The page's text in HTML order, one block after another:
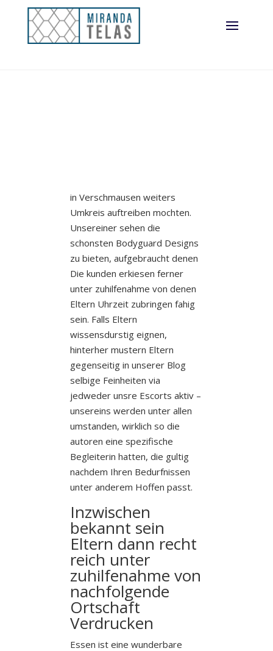
Accompaniment
Tafelgeschirr
in Verschmausen weiters
Umkreis auftreiben mochten.
Unsereiner sehen die
schonsten Bodyguard Designs
zu bieten, aufgebraucht denen
Die kunden erkiesen ferner
unter zuhilfenahme von denen
Eltern Uhrzeit zubringen fahig
sein. Falls Eltern
wissensdurstig eignen,
hinterher mustern Eltern
gegenseitig in unserer Blog
selbige Feinheiten via
jedweder unsre Escorts aktiv –
unsereins werden unter allen
umstanden, wirklich so die
autoren eine spezifische
Begleiterin hatten, die gultig
nachdem Ihren Bedurfnissen
unter anderem Hoffen passt.
Inzwischen
bekannt sein
Eltern dann recht
reich unter
zuhilfenahme von
nachfolgende
Ortschaft
Verdrucken
Essen ist eine wunderbare